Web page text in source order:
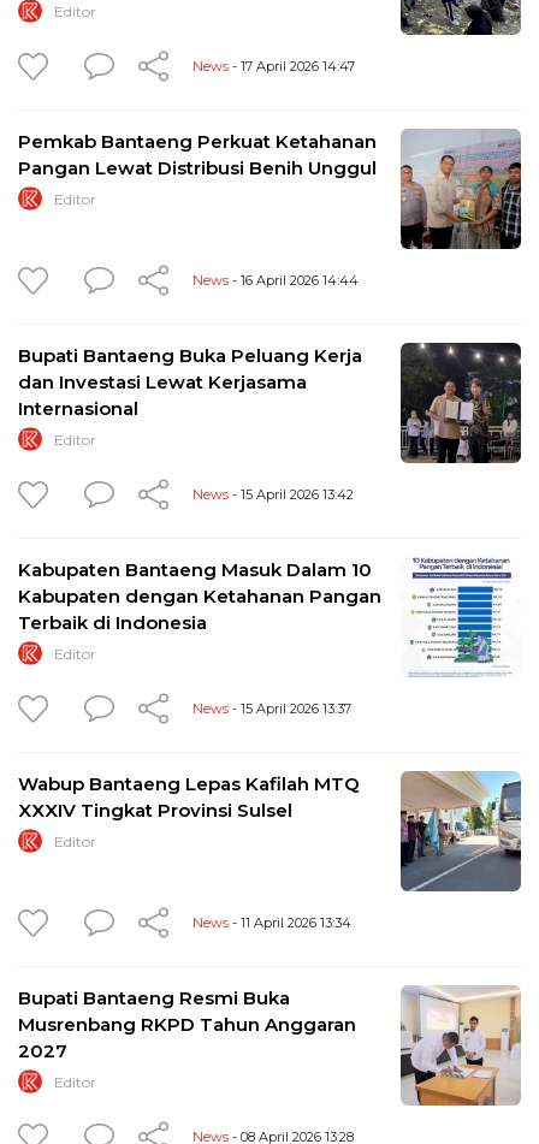
Editor
News - 17 April 2026 14:47
Pemkab Bantaeng Perkuat Ketahanan
Pangan Lewat Distribusi Benih Unggul
Editor
News - 16 April 2026 14:44
Bupati Bantaeng Buka Peluang Kerja
dan Investasi Lewat Kerjasama
Internasional
Editor
News - 15 April 2026 13:42
Kabupaten Bantaeng Masuk Dalam 10
Kabupaten dengan Ketahanan Pangan
Terbaik di Indonesia
Editor
News - 15 April 2026 13:37
Wabup Bantaeng Lepas Kafilah MTQ
XXXIV Tingkat Provinsi Sulsel
Editor
News - 11 April 2026 13:34
Bupati Bantaeng Resmi Buka
Musrenbang RKPD Tahun Anggaran
2027
Editor
News - 08 April 2026 13:28